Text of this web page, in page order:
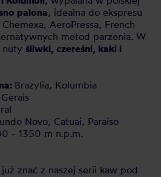
palona, idealna do ekspresu
AeroPressa, French
metod parzenia. W
nuty śliwki, czereśni, kaki i
Brazylia, Kolumbia
Novo, Catuai, Paraiso
- 1350 m n.p.m.
znać z naszej serii kaw pod